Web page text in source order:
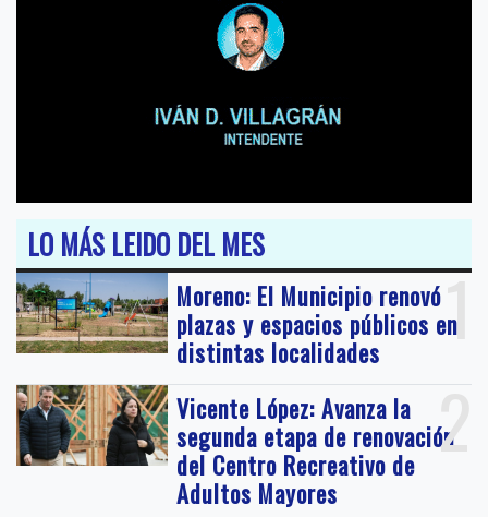
LO MÁS LEIDO DEL MES
1
Moreno: El Municipio renovó
plazas y espacios públicos en
distintas localidades
2
Vicente López: Avanza la
segunda etapa de renovación
del Centro Recreativo de
Adultos Mayores